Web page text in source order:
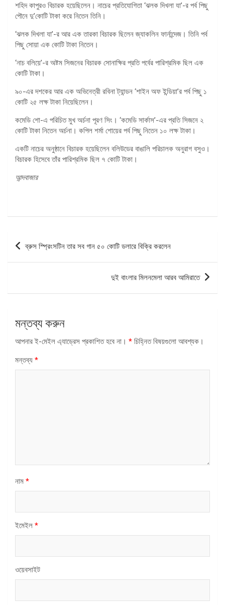
শহিদ কাপুরও বিচারক হয়েছিলেন। নাচের প্রতিযোগিতা ‘ঝলক দিখলা যা’-র পর্ব পিছু
পৌনে দু’কোটি টাকা করে নিতেন তিনি।
‘ঝলক দিখলা যা’-র আর এক তারকা বিচারক ছিলেন জ্যাকলিন ফার্নান্দেজ। তিনি পর্ব
পিছু সোয়া এক কোটি টাকা নিতেন।
‘নাচ বলিয়ে’-র অষ্টম সিজনের বিচারক সোনাক্ষির প্রতি পর্বের পারিশ্রমিক ছিল এক
কোটি টাকা।
৯০-এর দশকের আর এক অভিনেত্রী রবিনা ট্যান্ডন ‘শাইন অফ ইন্ডিয়া’র পর্ব পিছু ১
কোটি ২৫ লক্ষ টাকা নিয়েছিলেন।
কমেডি শো-এ পরিচিত মুখ অর্চনা পূরণ সিং। ‘কমেডি সার্কাস’-এর প্রতি সিজনে ২
কোটি টাকা নিতেন অর্চনা। কপিল শর্মা শোয়ের পর্ব পিছু নিতেন ১০ লক্ষ টাকা।
একটি নাচের অনুষ্ঠানে বিচারক হয়েছিলেন বলিউডের বাঙালি পরিচালক অনুরাগ বসুও।
বিচারক হিসেবে তাঁর পারিশ্রমিক ছিল ৭ কোটি টাকা।
আন্দবাজার
পোস্ট
ন্যাভিগেশন
ব্রুস স্প্রিংসটিন তার সব গান ৫০ কোটি ডলারে বিক্রি করলেন
দুই বাংলার মিলনমেলা আরব আমিরাতে
মন্তব্য করুন
আপনার ই-মেইল এ্যাড্রেস প্রকাশিত হবে না। * চিহ্নিত বিষয়গুলো আবশ্যক।
মন্তব্য *
নাম *
ইমেইল *
ওয়েবসাইট